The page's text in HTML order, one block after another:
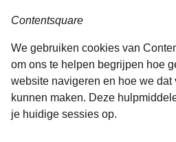
Contentsquare
We gebruiken cookies van
om ons te helpen begrijpen hoe
website navigeren en hoe we dat
kunnen maken. Deze
je huidige sessies op.